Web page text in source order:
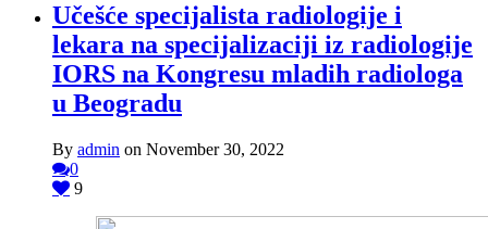
Učešće specijalista radiologije i
lekara na specijalizaciji iz radiologije
IORS na Kongresu mladih radiologa
u Beogradu
By admin on November 30, 2022
0
9